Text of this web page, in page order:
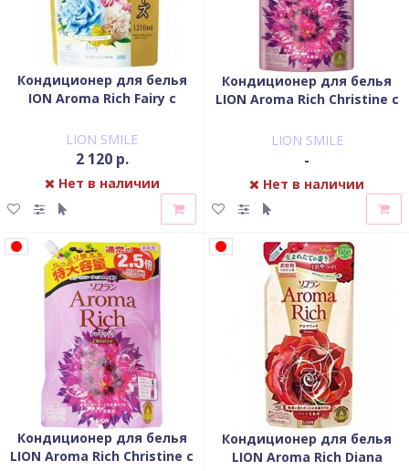
Кондиционер для белья
ION Aroma Rich Fairy с
фруктов мягкая уп. 1210
мл
LION SMILE
2 120 р.
Нет в наличии
Кондиционер для белья
LION Aroma Rich Christine с
ароматом запасной блок
LION SMILE
-
Нет в наличии
Кондиционер для белья
LION Aroma Rich Christine с
Кондиционер для белья
LION Aroma Rich Diana